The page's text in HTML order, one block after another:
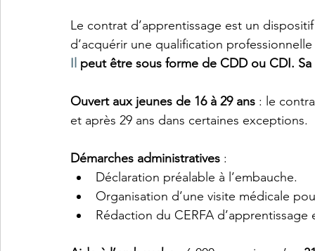
Le contrat d’apprentissage est un
d’acquérir une qualification
Il peut être sous forme de CDD ou CDI.
Ouvert aux jeunes de 16 à 29 ans : le
et après 29 ans dans certaines exceptions.
Démarches administratives :
Déclaration préalable à l’embauche.
Organisation d’une visite médicale
Rédaction du CERFA